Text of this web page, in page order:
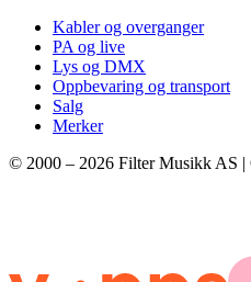
Kabler og overganger
PA og live
Lys og DMX
Oppbevaring og transport
Salg
Merker
© 2000 – 2026 Filter Musikk AS |